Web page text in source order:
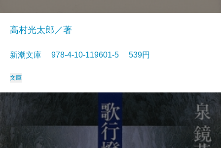
高村光太郎／著
新潮文庫 978-4-10-119601-5 539円
文庫